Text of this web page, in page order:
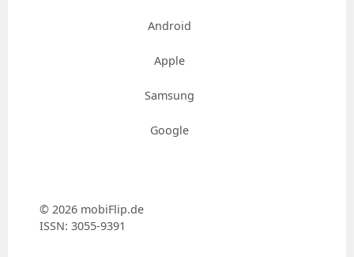
Android
Apple
Samsung
Google
© 2026 mobiFlip.de
ISSN: 3055-9391